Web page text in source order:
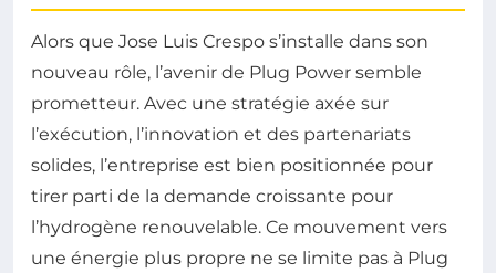
Alors que Jose Luis Crespo s’installe dans son
nouveau rôle, l’avenir de Plug Power semble
prometteur. Avec une stratégie axée sur
l’exécution, l’innovation et des partenariats
solides, l’entreprise est bien positionnée pour
tirer parti de la demande croissante pour
l’hydrogène renouvelable. Ce mouvement vers
une énergie plus propre ne se limite pas à Plug